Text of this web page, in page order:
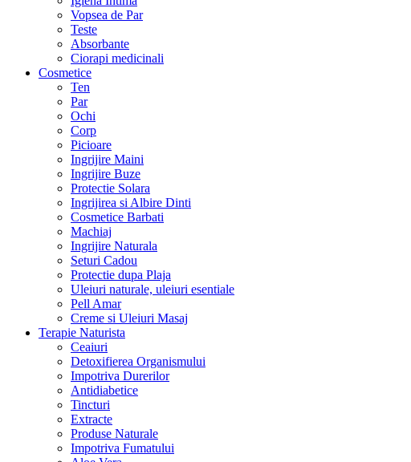
Vopsea de Par
Teste
Absorbante
Ciorapi medicinali
Cosmetice
Ten
Par
Ochi
Corp
Picioare
Ingrijire Maini
Ingrijire Buze
Protectie Solara
Ingrijirea si Albire Dinti
Cosmetice Barbati
Machiaj
Ingrijire Naturala
Seturi Cadou
Protectie dupa Plaja
Uleiuri naturale, uleiuri esentiale
Pell Amar
Creme si Uleiuri Masaj
Terapie Naturista
Ceaiuri
Detoxifierea Organismului
Impotriva Durerilor
Antidiabetice
Tincturi
Extracte
Produse Naturale
Impotriva Fumatului